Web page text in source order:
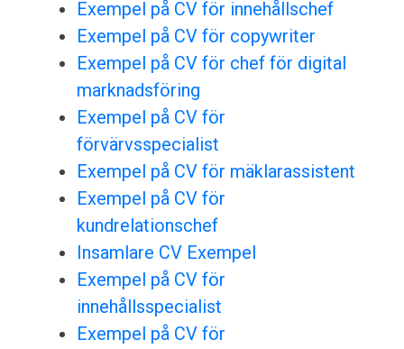
Exempel på CV för innehållschef
Exempel på CV för copywriter
Exempel på CV för chef för digital
marknadsföring
Exempel på CV för
förvärvsspecialist
Exempel på CV för mäklarassistent
Exempel på CV för
kundrelationschef
Insamlare CV Exempel
Exempel på CV för
innehållsspecialist
Exempel på CV för